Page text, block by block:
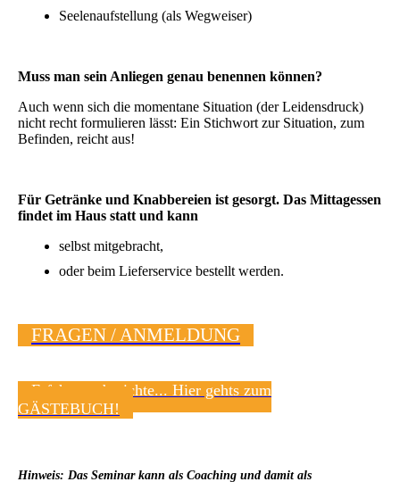
Seelenaufstellung (als Wegweiser)
Muss man sein Anliegen genau benennen können?
Auch wenn sich die momentane Situation (der Leidensdruck)
nicht recht formulieren lässt: Ein Stichwort zur Situation, zum
Befinden, reicht aus!
Für Getränke und Knabbereien ist gesorgt. Das Mittagessen
findet im Haus statt und kann
selbst mitgebracht,
oder beim Lieferservice bestellt werden.
FRAGEN / ANMELDUNG
Erfahrungsberichte... Hier gehts zum
GÄSTEBUCH!
Hinweis: Das Seminar kann als Coaching und damit als